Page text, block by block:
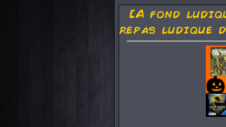
[A fond
repas ludique